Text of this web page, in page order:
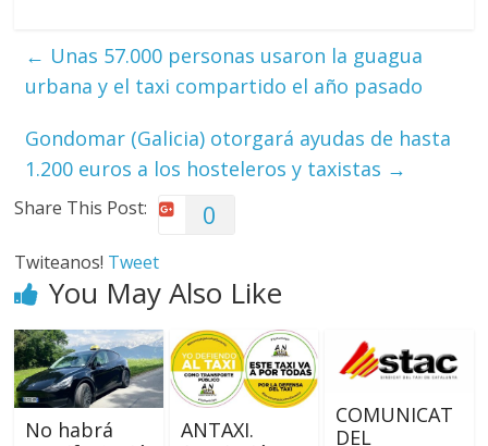
← Unas 57.000 personas usaron la guagua
urbana y el taxi compartido el año pasado
Gondomar (Galicia) otorgará ayudas de hasta
1.200 euros a los hosteleros y taxistas →
Share This Post: 0
Twiteanos! Tweet
You May Also Like
No habrá
ANTAXI.
COMUNICAT
DEL